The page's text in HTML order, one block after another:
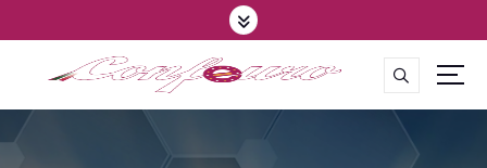
k
t